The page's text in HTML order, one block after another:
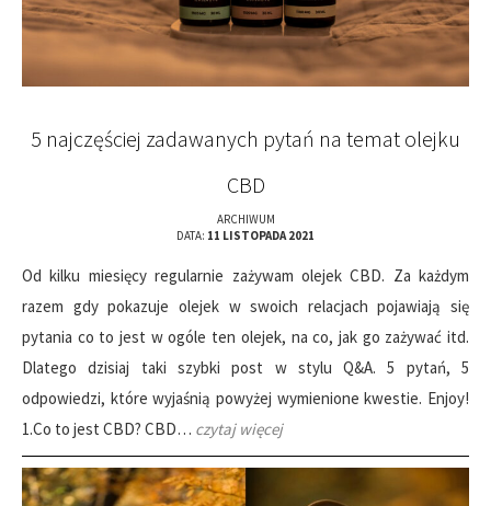
5 najczęściej zadawanych pytań na temat olejku
CBD
ARCHIWUM
DATA: 11 LISTOPADA 2021
Od kilku miesięcy regularnie zażywam olejek CBD. Za każdym
razem gdy pokazuje olejek w swoich relacjach pojawiają się
pytania co to jest w ogóle ten olejek, na co, jak go zażywać itd.
Dlatego dzisiaj taki szybki post w stylu Q&A. 5 pytań, 5
odpowiedzi, które wyjaśnią powyżej wymienione kwestie. Enjoy!
1.Co to jest CBD? CBD… czytaj więcej